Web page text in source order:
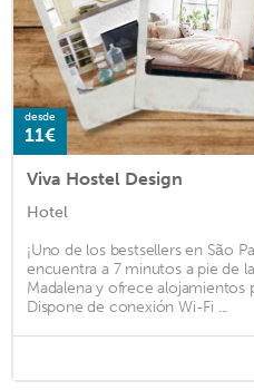
desde
11€
Viva Hostel Design
Hotel
¡Uno de los bestsellers en São
encuentra a 7 minutos a pie de
Madalena y ofrece alojamientos
Dispone de conexión Wi-Fi ...